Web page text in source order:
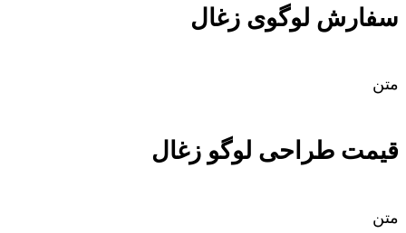
سفارش لوگوی زغال
متن
قیمت طراحی لوگو زغال
متن